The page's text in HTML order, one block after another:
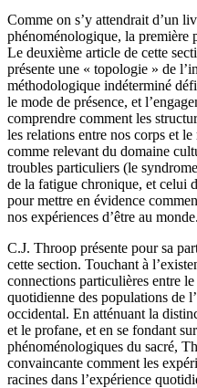
Comme on s’y attendrait d’un
phénoménologique, la première
Le deuxième article de cette
présente une « topologie » de
méthodologique indéterminé
le mode de présence, et
comprendre comment les
les relations entre nos corps et
comme relevant du domaine
troubles particuliers (le
de la fatigue chronique, et celui
pour mettre en évidence
nos expériences d’être au monde.
C.J. Throop présente pour sa
cette section. Touchant à
connections particulières entre
quotidienne des populations de
occidental. En atténuant la
et le profane, et en se fondant
phénoménologiques du sacré,
convaincante comment les
racines dans l’expérience